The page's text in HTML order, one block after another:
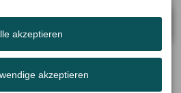
Gutschein
akzeptieren
akzeptieren